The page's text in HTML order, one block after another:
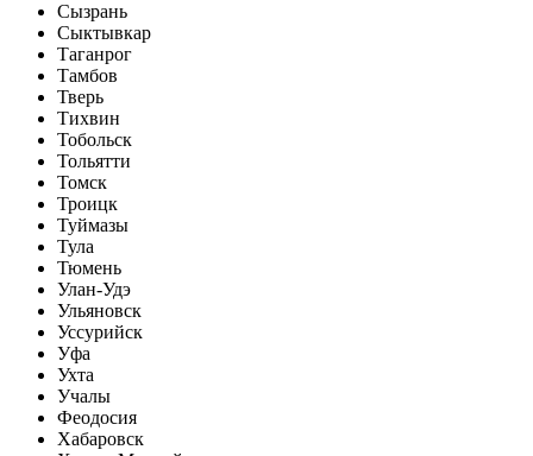
Сызрань
Сыктывкар
Таганрог
Тамбов
Тверь
Тихвин
Тобольск
Тольятти
Томск
Троицк
Туймазы
Тула
Тюмень
Улан-Удэ
Ульяновск
Уссурийск
Уфа
Ухта
Учалы
Феодосия
Хабаровск